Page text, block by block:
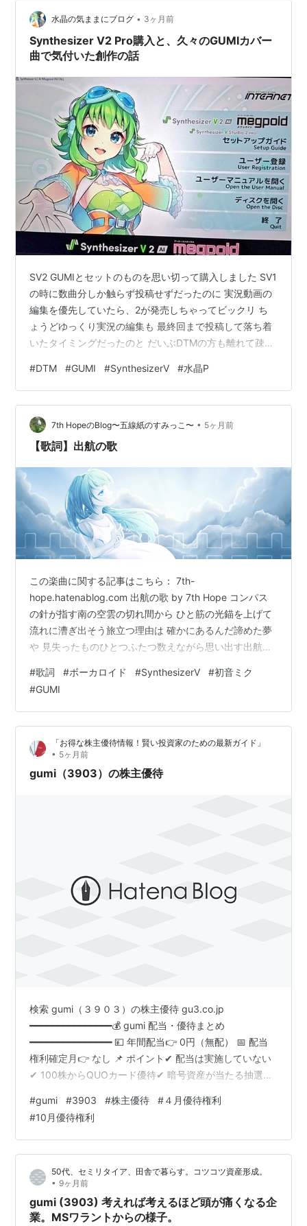
水晶の気ままにブログ • 3ヶ月前
Synthesizer V2 Pro購入と、久々のGUMIカバー
曲で気付いた創作の話
SV2 GUMIとセットのものを思い切って購入しました SV1
の時に数曲分しか触らず投稿せずだったのに 実況動画の
編集を優先していたら、2が発売しちゃってビックリ ち
ょうどゆっくり実況の編集も 最終回まで投稿して落ち着
いたタイミングだったのと だいぶDTMの方も離れて疎か
に1回のDTMへの投資 こんな感じでなんとか形にはした
んですが やっぱ自分の中のテンプレみたいなものを忘れ
ていたので正直大変でした YouTube ニコニコ動画
【GUMI SV】小坂りゆ / CANDY♡【自作オケカバー】
好きな方で聴いてもらえると嬉しいです 最近...と…
#DTM #GUMI #SynthesizerV #水晶P
7th HopeのBlog〜五線紙のすみっこ〜 • 5ヶ月前
【歌詞】出航の歌
この楽曲に関する記事はこちら： 7th-
hope.hatenablog.com 出航の歌 by 7th Hope コンパス
の針が指す南の空雲の切れ間から ひと筋の光錨を上げて
流れに漕ぎ出そう旅立つ理由は 確かにあるんだ諦めた夢
や 見失ったものひとつふたつ数えながら思い出す出航は
水平線のはるか彼方を (その先まで)逃げた先で 出会った
僕たちだからこの景色 分かち合ってもう離さない つない
だ手波に揺られても 恐れずにいけるさ海風が運ぶ潮の香
りに乗って見たことない場所 目指して進もう決まったゴ
ールや正解などない長い旅になるかもしれないけれど言
#歌詞 #ボーカロイド #SynthesizerV #初音ミク
#GUMI
「お得な株主優待情報！賢い投資家のための最新ガイド」
• 5ヶ月前
gumi（3903）の株主優待
検索 gumi（３９０３）の株主優待 gu3.co.jp
━━━━━━━━━━━━━━━💰 gumi 配当・優待まとめ
━━━━━━━━━━━━━━━ 💴 年間配当👉 0円（無配） 📅 配当
権利確定月👉 なし 📌 ポイント✔ 配当は実施していない
✔ 100株からQUOカード優待✔ 暗号資産が当たる抽選優
━━━━━━━━━━━━━━━🎁 株主優待情報━━━━━━━━━━━━━━━ 📅
優待権利確定月👉 4月・10月 🎁 優待内容① 暗号資産プ
レゼント（4月末・抽選）② QUOカード（10月末）
━━━━━━━━━━━━━━━📌 100株以上（…
#gumi #3903 #株主優待 #４月優待権利
#10月優待権利
50代、セミリタイア、田舎で暮らす。コツコツ資産形成。
• 9ヶ月前
gumi (3903) 考えれば考えるほど頭が痛くなる企
業。MSワラントからの様子。